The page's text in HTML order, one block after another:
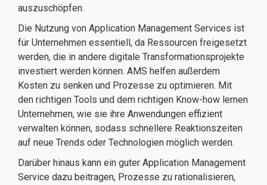
auszuschöpfen.
Die Nutzung von Application Management Services ist
für Unternehmen essentiell, da Ressourcen freigesetzt
werden, die in andere digitale Transformationsprojekte
investiert werden können. AMS helfen außerdem
Kosten zu senken und Prozesse zu optimieren. Mit
den richtigen Tools und dem richtigen Know-how lernen
Unternehmen, wie sie ihre Anwendungen effizient
verwalten können, sodass schnellere Reaktionszeiten
auf neue Trends oder Technologien möglich werden.
Darüber hinaus kann ein guter Application Management
Service dazu beitragen, Prozesse zu rationalisieren,